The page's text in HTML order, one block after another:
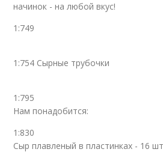
начинок - на любой вкус!
1:749
1:754 Сырные трубочки
1:795
Нам понадобится:
1:830
Сыр плавленый в пластинках - 16